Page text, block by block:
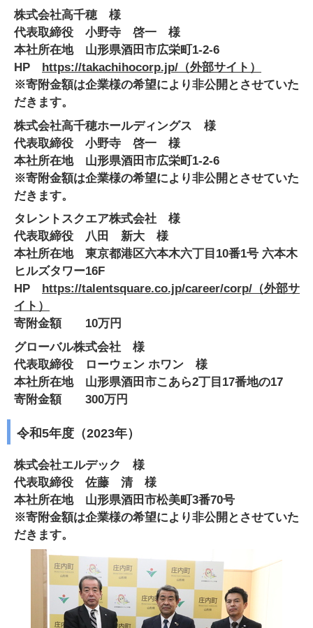
株式会社高千穂 様
代表取締役 小野寺 啓一 様
本社所在地 山形県酒田市広栄町1-2-6
HP
https://takachihocorp.jp/（外部サイト）
※寄附金額は企業様の希望により非公開とさせていた
だきます。
株式会社高千穂ホールディングス 様
代表取締役 小野寺 啓一 様
本社所在地 山形県酒田市広栄町1-2-6
※寄附金額は企業様の希望により非公開とさせていた
だきます。
タレントスクエア株式会社 様
代表取締役 八田 新大 様
本社所在地 東京都港区六本木六丁目10番1号 六本木
ヒルズタワー16F
HP https://talentsquare.co.jp/career/corp/ （外部サ
イト）
寄附金額 10万円
グローバル株式会社 様
代表取締役 ローウェン ホワン 様
本社所在地 山形県酒田市こあら2丁目17番地の17
寄附金額 300万円
令和5年度（2023年）
株式会社エルデック 様
代表取締役 佐藤 清 様
本社所在地 山形県酒田市松美町3番70号
※寄附金額は企業様の希望により非公開とさせていた
だきます。